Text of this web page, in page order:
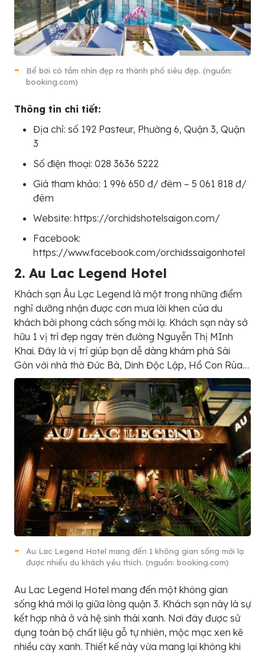
Bể bơi có tầm nhìn đẹp ra thành phố siêu đẹp. (nguồn:
booking.com)
Thông tin chi tiết:
Địa chỉ: số 192 Pasteur, Phường 6, Quận 3, Quận
3
Số điện thoại: 028 3636 5222
Giá tham khảo: 1 996 650 đ/ đêm – 5 061 818 đ/
đêm
Website: https://orchidshotelsaigon.com/
Facebook:
https://www.facebook.com/orchidssaigonhotel
2. Au Lac Legend Hotel
Khách sạn Âu Lạc Legend là một trong những điểm
nghỉ dưỡng nhận được cơn mưa lời khen của du
khách bởi phong cách sống mới lạ. Khách sạn này sở
hữu 1 vị trí đẹp ngay trên đường Nguyễn Thị MInh
Khai. Đây là vị trí giúp bạn dễ dàng khám phá Sài
Gòn với nhà thờ Đức Bà, Dinh Độc Lập, Hồ Con Rùa…
Au Lac Legend Hotel mang đến 1 không gian sống mới lạ
được nhiều du khách yêu thích. (nguồn: booking.com)
Au Lac Legend Hotel mang đến một không gian
sống khá mới lạ giữa lòng quận 3. Khách sạn này là sự
kết hợp nhà ở và hệ sinh thái xanh. Nơi đây được sử
dụng toàn bộ chất liệu gỗ tự nhiên, mộc mạc xen kẽ
nhiều cây xanh. Thiết kế này vừa mang lại không khi